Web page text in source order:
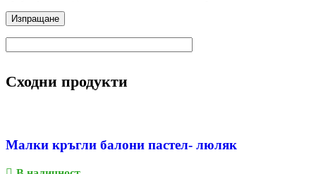
Сходни продукти
Малки кръгли балони пастел- люляк